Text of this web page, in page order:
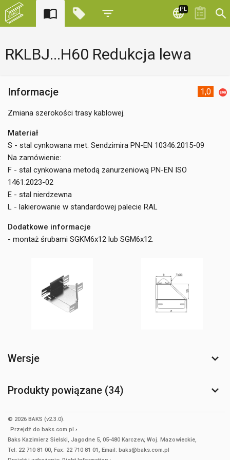
PL
RKLBJ...H60 Redukcja lewa
1,0
Informacje
Zmiana szerokości trasy kablowej.
Materiał
S - stal cynkowana met. Sendzimira PN-EN 10346:2015-09
Na zamówienie:
F - stal cynkowana metodą zanurzeniową PN-EN ISO
1461:2023-02
E - stal nierdzewna
L - lakierowanie w standardowej palecie RAL
Dodatkowe informacje
- montaż śrubami SGKM6x12 lub SGM6x12.
Wersje
Produkty powiązane (34)
© 2026 BAKS (v2.3.0).
Przejdź do baks.com.pl
Baks Kazimierz Sielski, Jagodne 5, 05-480 Karczew, Woj. Mazowieckie,
Tel: 22 710 81 00, Fax: 22 710 81 01, Email: baks@baks.com.pl